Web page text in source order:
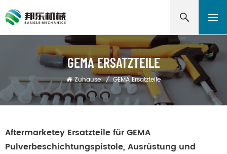
GEMA ERSATZTEILE
Zuhause / GEMA Ersatzteile
Aftermarketey Ersatzteile für GEMA
Pulverbeschichtungspistole, Ausrüstung und